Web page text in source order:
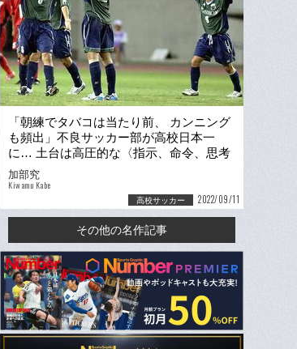
「朝練でタバコは当たり前、 カンニング
も頻出」不良サッカー部が高校日本一
に… 土台は高圧的な〈指示、命令、思考
停止〉からの脱却
加部究
Kiwamu Kabe
高校サッカー 2022/09/11
その他の名作記事